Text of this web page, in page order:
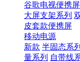
谷歌电视便携屏
大屏支架系列
皮套款便携屏
移动电源
新款 半固态系列
量系列 自带线